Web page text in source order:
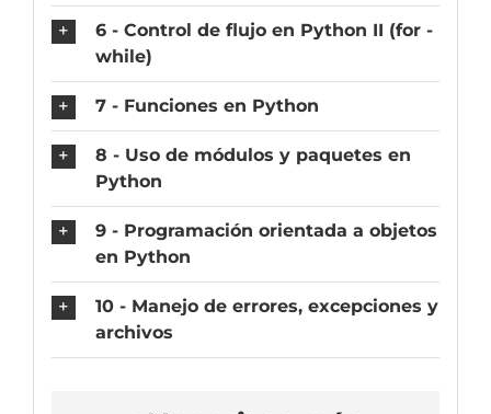
6 - Control de flujo en Python II (for -
while)
7 - Funciones en Python
8 - Uso de módulos y paquetes en
Python
9 - Programación orientada a objetos
en Python
10 - Manejo de errores, excepciones y
archivos